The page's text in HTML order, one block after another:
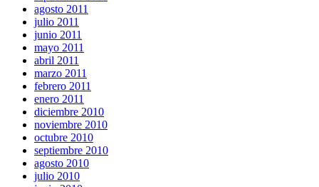
agosto 2011
julio 2011
junio 2011
mayo 2011
abril 2011
marzo 2011
febrero 2011
enero 2011
diciembre 2010
noviembre 2010
octubre 2010
septiembre 2010
agosto 2010
julio 2010